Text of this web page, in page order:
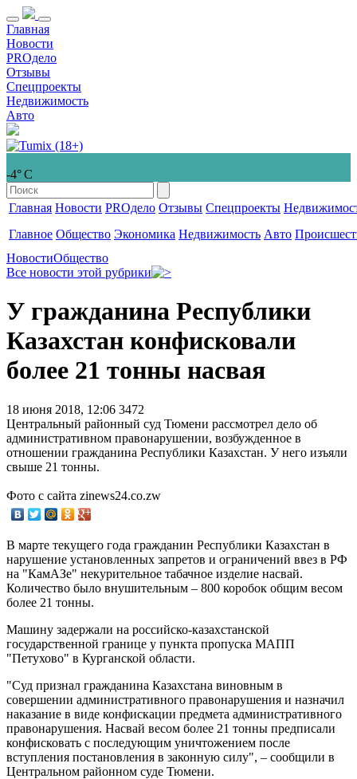
Главная
Новости
PROдело
Отзывы
Спецпроекты
Недвижимость
Авто
-4° С
Главная Новости PROдело Отзывы Спецпроекты
Главное Общество Экономика Недвижимость Авто
НовостиОбщество
Все новости этой рубрики
У гражданина Республики
Казахстан конфисковали
более 21 тонны насвая
18 июня 2018, 12:06 3472
Центральный районный суд Тюмени рассмотрел дело об
административном правонарушении, возбужденное в
отношении гражданина Республики Казахстан. У него изъяли
свыше 21 тонны.
Фото с сайта zinews24.co.zw
В марте текущего года гражданин Республики Казахстан в
нарушение установленных запретов и ограничений ввез в РФ
на "КамАЗе" некурительное табачное изделие насвай.
Количество было внушительным – 800 коробок общим весом
более 21 тонны.
Машину задержали на российско-казахстанской
государственной границе у пункта пропуска МАПП
"Петухово" в Курганской области.
"Суд признал гражданина Казахстана виновным в
совершении административного правонарушения и назначил
наказание в виде конфискации предмета административного
правонарушения. Насвай весом более 21 тонны предписали
конфисковать с последующим уничтожением после
вступления постановления в законную силу", – сообщили в
Центральном районном суде Тюмени.